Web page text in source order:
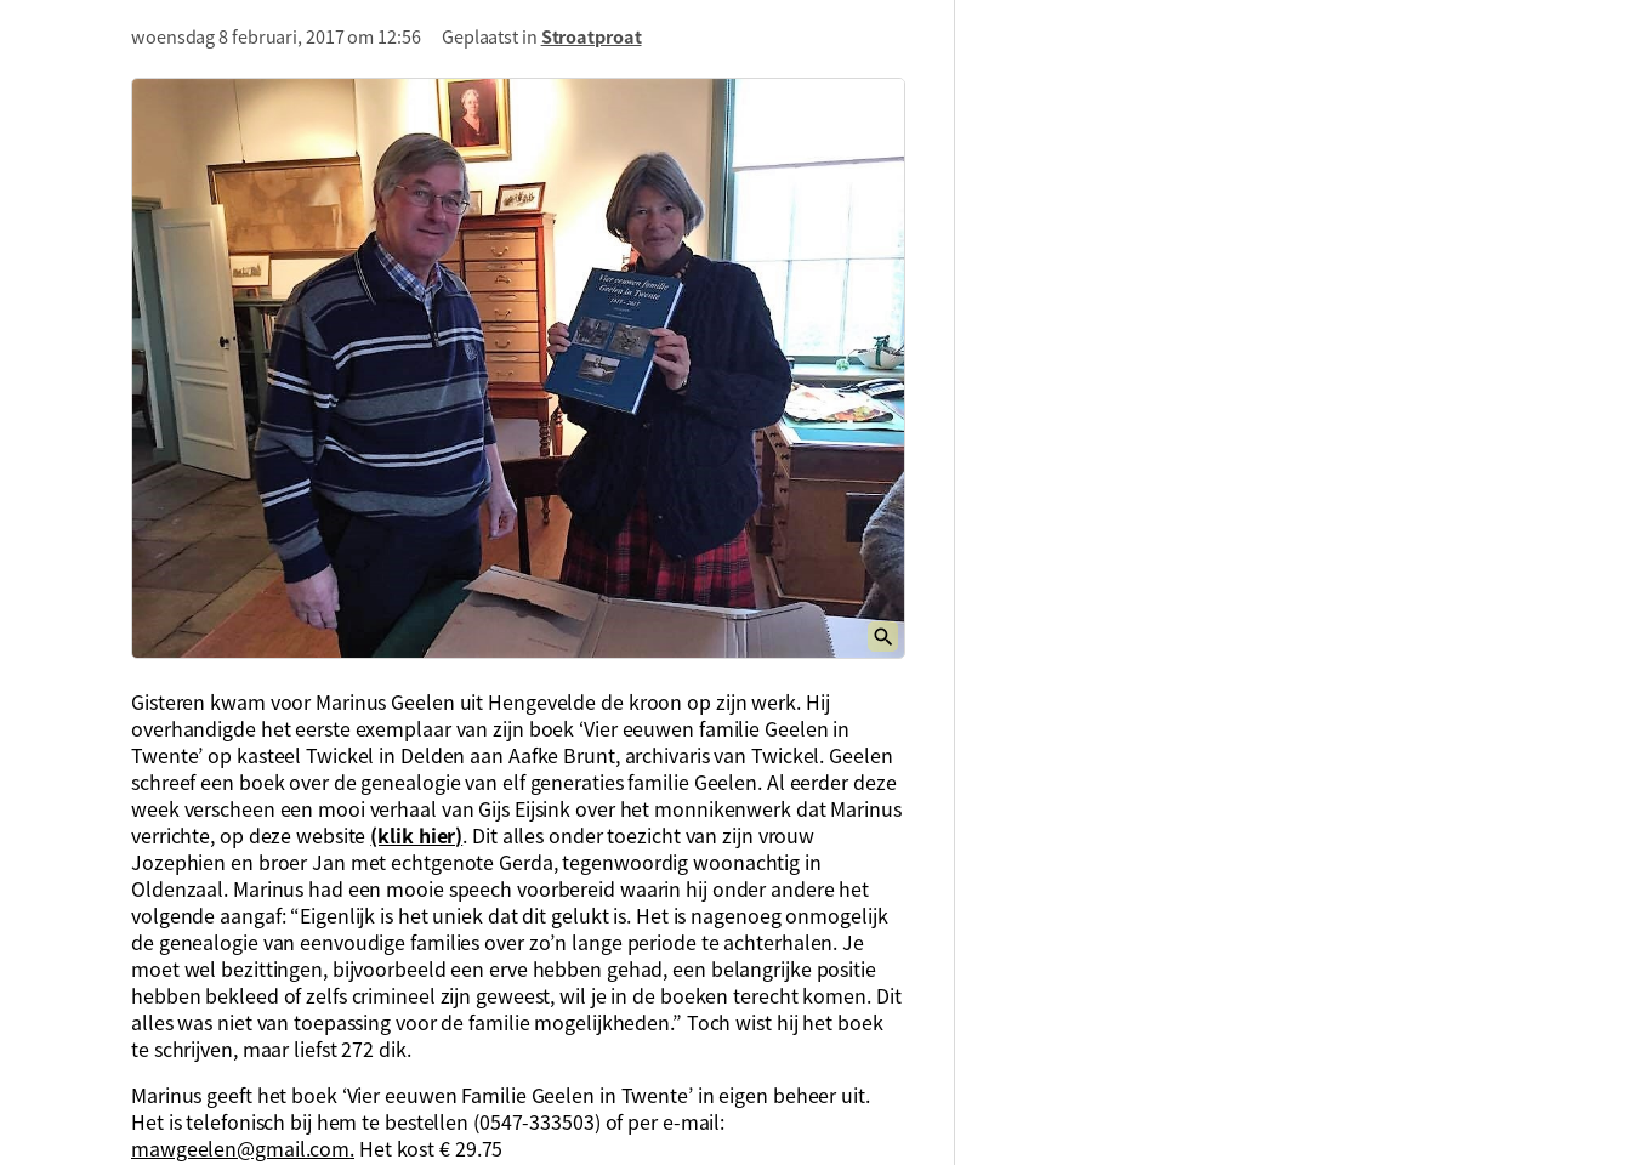
woensdag 8 februari, 2017 om 12:56 Geplaatst inStroatproat
Gisteren kwam voor Marinus Geelen uit Hengevelde de kroon op zijn werk. Hij
overhandigde het eerste exemplaar van zijn boek ‘Vier eeuwen familie Geelen in
Twente’ op kasteel Twickel in Delden aan Aafke Brunt, archivaris van Twickel. Geelen
schreef een boek over de genealogie van elf generaties familie Geelen. Al eerder deze
week verscheen een mooi verhaal van Gijs Eijsink over het monnikenwerk dat Marinus
verrichte, op deze website (klik hier). Dit alles onder toezicht van zijn vrouw
Jozephien en broer Jan met echtgenote Gerda, tegenwoordig woonachtig in
Oldenzaal. Marinus had een mooie speech voorbereid waarin hij onder andere het
volgende aangaf: “Eigenlijk is het uniek dat dit gelukt is. Het is nagenoeg onmogelijk
de genealogie van eenvoudige families over zo’n lange periode te achterhalen. Je
moet wel bezittingen, bijvoorbeeld een erve hebben gehad, een belangrijke positie
hebben bekleed of zelfs crimineel zijn geweest, wil je in de boeken terecht komen. Dit
alles was niet van toepassing voor de familie mogelijkheden.” Toch wist hij het boek
te schrijven, maar liefst 272 dik.
Marinus geeft het boek ‘Vier eeuwen Familie Geelen in Twente’ in eigen beheer uit.
Het is telefonisch bij hem te bestellen (0547-333503) of per e-mail:
mawgeelen@gmail.com. Het kost € 29.75